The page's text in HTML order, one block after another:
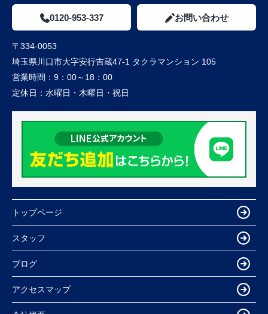
0120-953-337 お問い合わせ
〒334-0053
埼玉県川口市大字安行吉蔵47-1 タクラマンション 105
営業時間： 9：00～18：00
定休日： 水曜日・木曜日・祝日
トップページ
スタッフ
ブログ
アクセスマップ